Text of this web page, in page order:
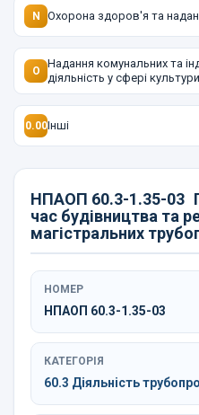
N Охорона здоров'я та
O
Надання комунальних та
діяльність у сфері
0.00Інші
НПАОП 60.3-1.35-03
час будівництва та
магістральних
НОМЕР
НПАОП 60.3-1.35-03
КАТЕГОРІЯ
60.3 Діяльність